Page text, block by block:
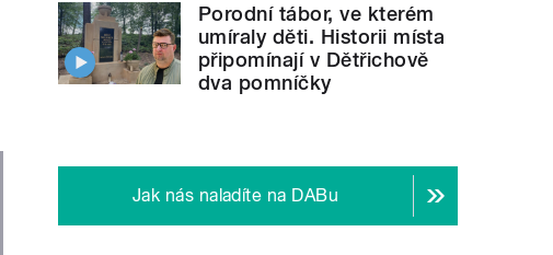
Porodní tábor, ve kterém
umíraly děti. Historii místa
připomínají v Dětřichově
dva pomníčky
Jak nás naladíte na DABu